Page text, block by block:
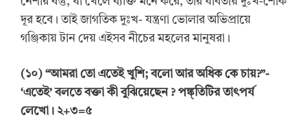
দূর হবে। তাই জাগতিক দুঃখ- যন্ত্রণা ভোলার অভিপ্রায়ে
গঞ্জিকায় টান দেয় এইসব নীচের মহলের মানুষরা।
(১০) “আমরা তো এতেই খুশি; বলো আর অধিক কে চায়?”-
‘এতেই’বলতে বক্তা কী বুঝিয়েছেন ? পঙ্ক্তিটির তাৎপর্য
লেখো। ২+৩=৫